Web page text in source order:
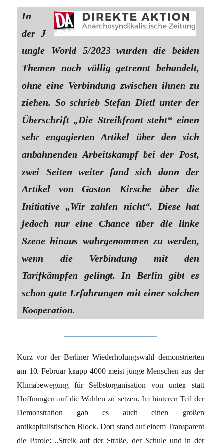
In
der J
ungle World 5/2023 wurden die beiden
Themen noch völlig getrennt behandelt,
ohne eine Verbindung zwischen ihnen zu
ziehen. So schrieb Stefan Dietl unter der
Überschrift „Die Streikfront steht“ einen
sehr engagierten Artikel über den sich
anbahnenden Arbeitskampf bei der Post,
zwei Seiten weiter fand sich dann der
Artikel von Gaston Kirsche über die
Initiative „Wir zahlen nicht“. Diese hat
jedoch nur eine Chance über die linke
Szene hinaus wahrgenommen zu werden,
wenn die Verbindung mit den
Tarifkämpfen gelingt. In Berlin gibt es
schon gute Erfahrungen mit einer solchen
Kooperation.
Kurz vor der Berliner Wiederholungswahl demonstrierten
am 10. Februar knapp 4000 meist junge Menschen aus der
Klimabewegung für Selbstorganisation von unten statt
Hoffnungen auf die Wahlen zu setzen. Im hinteren Teil der
Demonstration gab es auch einen großen
antikapitalistischen Block. Dort stand auf einem Transparent
die Parole: „Streik auf der Straße, der Schule und in der